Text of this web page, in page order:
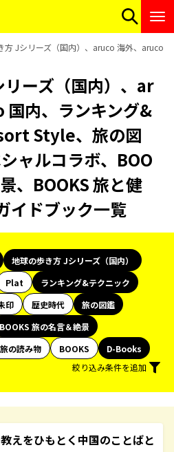
方 Jシリーズ（国内）、aruco 海外、aruco
ーズ（国内）、ar
内、ランキング&
Style、旅の図
ャルコラボ、BOO
、BOOKS 旅と健
イドブック一覧
地球の歩き方 Jシリーズ（国内）
Plat
ランキング&テクニック
印 歴史時代
旅の図鑑
BOOKS 旅の名言＆絶景
の読み物 BOOKS
D-Books
絞り込み条件を追加
えをひもとく中国のことばと